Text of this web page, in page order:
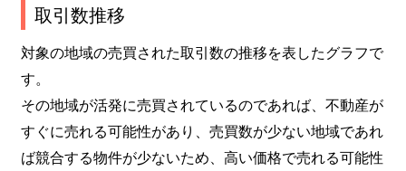
取引数推移
対象の地域の売買された取引数の推移を表したグラフで
す。
その地域が活発に売買されているのであれば、不動産が
すぐに売れる可能性があり、売買数が少ない地域であれ
ば競合する物件が少ないため、高い価格で売れる可能性